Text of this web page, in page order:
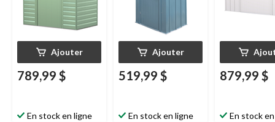
Ajouter
789,99 $
En stock en ligne
Ajouter
519,99 $
En stock en ligne
879,99 $
En stock